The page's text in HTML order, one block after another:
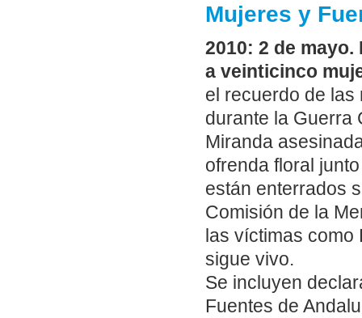
Mujeres y
2010: 2 de
a veinticinco
el recuerdo de
durante la Guerra
Miranda
ofrenda floral
están enterrados
Comisión de la
las víctimas
sigue vivo.
Se incluyen
Fuentes de